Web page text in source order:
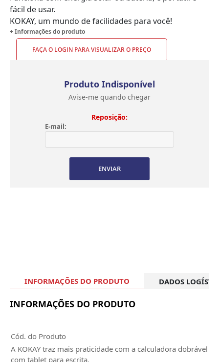
fácil de usar.
KOKAY, um mundo de facilidades para você!
+ Informações do produto
FAÇA O LOGIN PARA VISUALIZAR O PREÇO
Produto Indisponível
Avise-me quando chegar
Reposição:
E-mail:
ENVIAR
INFORMAÇÕES DO PRODUTO DADOS
INFORMAÇÕES DO PRODUTO
Cód. do Produto
A KOKAY traz mais praticidade com a calculadora dobrável
com tablet para escrita.